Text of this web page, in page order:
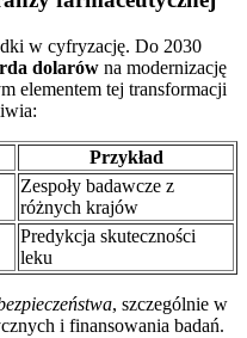
w cyfryzację. Do 2030
dolarów na modernizację
elementem tej transformacji
Przykład
Zespoły badawcze z
różnych krajów
Predykcja skuteczności
leku
, szczególnie w
i finansowania badań.